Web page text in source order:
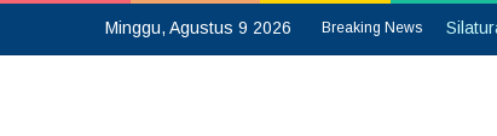
Minggu, Agustus 9 2026 Breaking News